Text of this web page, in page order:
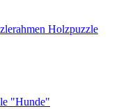
Holzpuzzle
"Hunde"